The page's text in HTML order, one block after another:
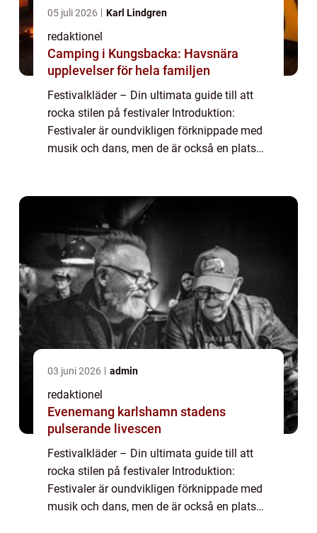
05 juli 2026 Karl Lindgren
redaktionel
Camping i Kungsbacka: Havsnära
upplevelser för hela familjen
Festivalkläder – Din ultimata guide till att
rocka stilen på festivaler Introduktion:
Festivaler är oundvikligen förknippade med
musik och dans, men de är också en plats
03 juni 2026 admin
redaktionel
Evenemang karlshamn stadens
pulserande livescen
Festivalkläder – Din ultimata guide till att
rocka stilen på festivaler Introduktion:
Festivaler är oundvikligen förknippade med
musik och dans, men de är också en plats